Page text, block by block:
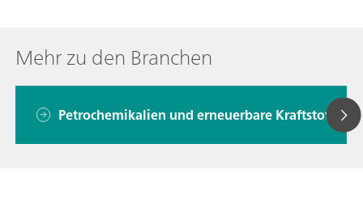
Mehr zu den Branchen
Petrochemikalien und erneuerbare Kraftstoffe